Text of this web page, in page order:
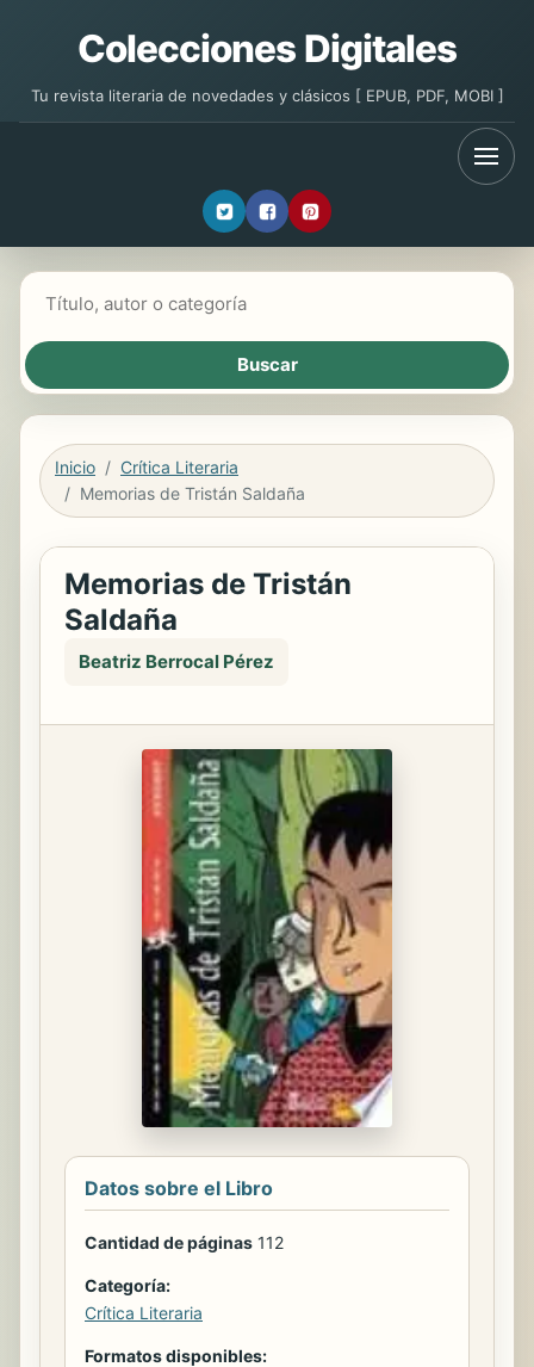
Colecciones Digitales
Tu revista literaria de novedades y clásicos [ EPUB, PDF, MOBI ]
Inicio
Crítica Literaria
Memorias de Tristán Saldaña
Memorias de Tristán
Saldaña
Beatriz Berrocal Pérez
Datos sobre el Libro
Cantidad de páginas 112
Categoría:
Crítica Literaria
Formatos disponibles: